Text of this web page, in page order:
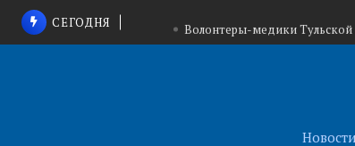
СЕГОДНЯ Волонтеры-медики Тульской
В Тульской области День
Новости